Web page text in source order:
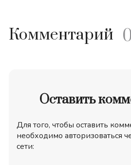
Комментарий
Оставить
Для того, чтобы оставить
необходимо авторизоваться
сети: